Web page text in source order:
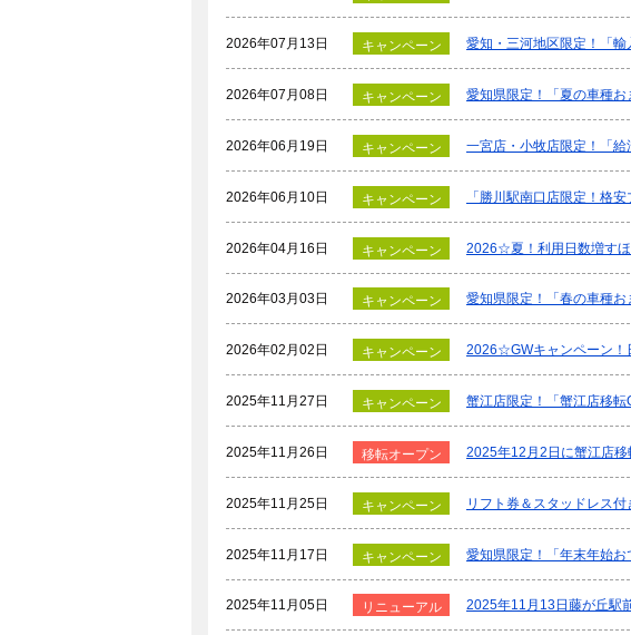
2026年07月13日 キャンペーン 愛知・三河地区限定！「輸
2026年07月08日 キャンペーン 愛知県限定！「夏の車種お
2026年06月19日 キャンペーン 一宮店・小牧店限定！「給
2026年06月10日 キャンペーン 「勝川駅南口店限定！格安
2026年04月16日 キャンペーン 2026☆夏！利用日数増すほ
2026年03月03日 キャンペーン 愛知県限定！「春の車種お
2026年02月02日 キャンペーン 2026☆GWキャンペーン！
2025年11月27日 キャンペーン 蟹江店限定！「蟹江店移転
2025年11月26日 移転オープン 2025年12月2日に蟹江店移
2025年11月25日 キャンペーン リフト券＆スタッドレス
2025年11月17日 キャンペーン 愛知県限定！「年末年始お
2025年11月05日 リニューアル 2025年11月13日藤が丘駅